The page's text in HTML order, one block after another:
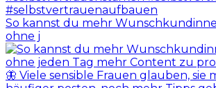
So kannst du mehr
ohne j